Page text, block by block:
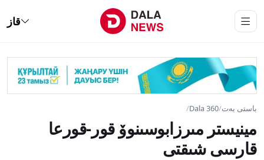
قاز
باستى بەت/
Dala 360
/
مينيستر مىرزابوسىنوۆ قور-قورعا
قارسى شىقتى